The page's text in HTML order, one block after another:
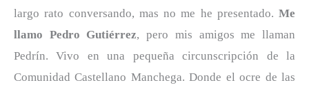
largo rato conversando, mas no me he presentado. Me
llamo Pedro Gutiérrez, pero mis amigos me llaman
Pedrín. Vivo en una pequeña circunscripción de la
Comunidad Castellano Manchega. Donde el ocre de las